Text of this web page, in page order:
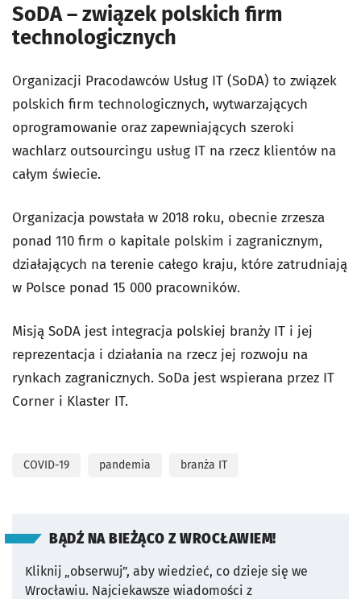
SoDA – związek polskich firm
technologicznych
Organizacji Pracodawców Usług IT (SoDA) to związek
polskich firm technologicznych, wytwarzających
oprogramowanie oraz zapewniających szeroki
wachlarz outsourcingu usług IT na rzecz klientów na
całym świecie.
Organizacja powstała w 2018 roku, obecnie zrzesza
ponad 110 firm o kapitale polskim i zagranicznym,
działających na terenie całego kraju, które zatrudniają
w Polsce ponad 15 000 pracowników.
Misją SoDA jest integracja polskiej branży IT i jej
reprezentacja i działania na rzecz jej rozwoju na
rynkach zagranicznych. SoDa jest wspierana przez IT
Corner i Klaster IT.
COVID-19 pandemia branża IT
BĄDŹ NA BIEŻĄCO Z WROCŁAWIEM!
Kliknij „obserwuj”, aby wiedzieć, co dzieje się we
Wrocławiu. Najciekawsze wiadomości z